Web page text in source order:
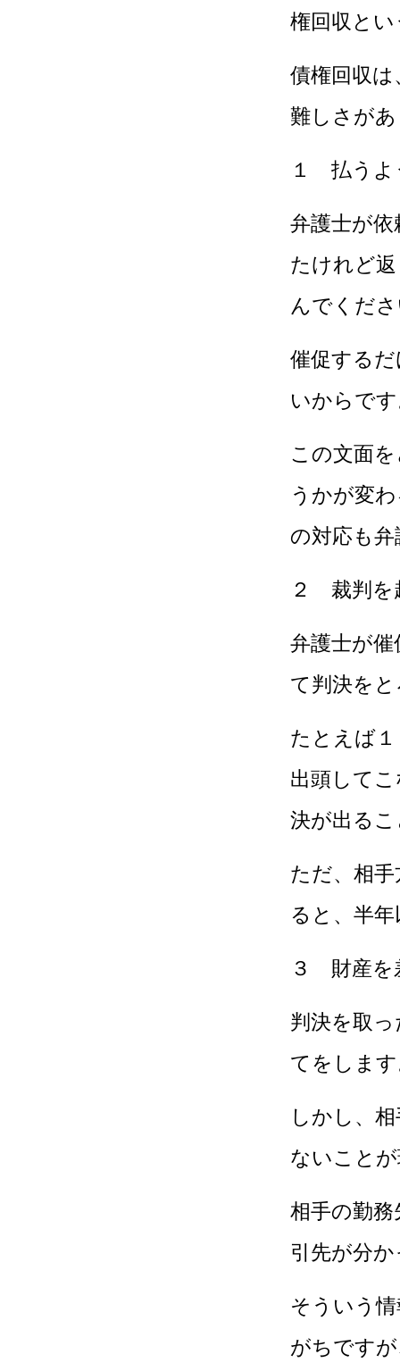
権回収と
債権回収
難しさが
１ 払うよ
弁護士が
たけれど
んでくだ
催促する
いからで
この文面
うかが変
の対応も
２ 裁判を
弁護士が
て判決を
たとえば
出頭して
決が出る
ただ、相
ると、半
３ 財産を
判決を取
てをしま
しかし、
ないこと
相手の勤
引先が分
そういう
がちです